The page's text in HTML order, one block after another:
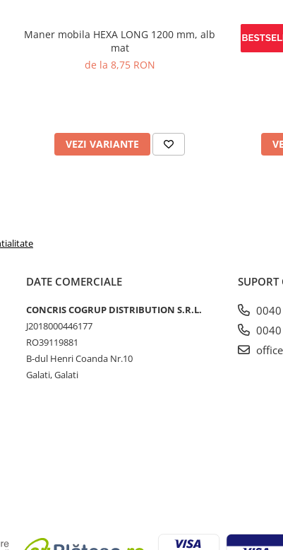
Maner mobila HEXA LONG 1200 mm, alb
mat
de la 8,75 RON
VEZI VARIANTE
Maner
mm,
DATE COMERCIALE
CONCRIS COGRUP DISTRIBUTION S.R.L.
J2018000446177
RO39119881
B-dul Henri Coanda Nr.10
Galati, Galati
SUPORT